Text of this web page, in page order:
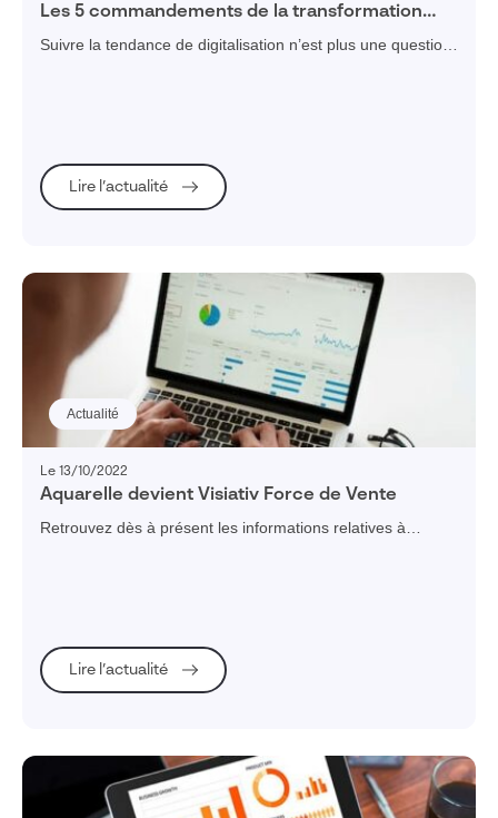
Les 5 commandements de la transformation
digitale
Suivre la tendance de digitalisation n’est plus une question
Lire l’actualité
Actualité
Le 13/10/2022
Aquarelle devient Visiativ Force de Vente
Retrouvez dès à présent les informations relatives à
Lire l’actualité